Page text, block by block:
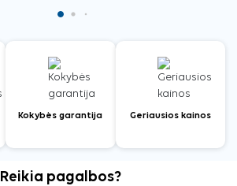
Kokybės garantija Geriausios kainos
Reikia pagalbos?